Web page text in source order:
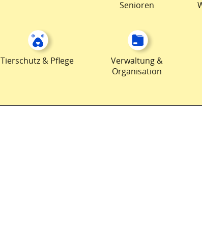
Senioren
Tierschutz & Pflege
Verwaltung &
Organisation